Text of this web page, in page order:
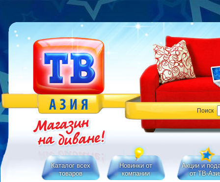
Поиск
Каталог всех
товаров
Новинки от
компании
Акции и
от ТВ-